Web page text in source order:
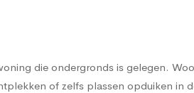
die ondergronds is gelegen.
of zelfs plassen opduiken in